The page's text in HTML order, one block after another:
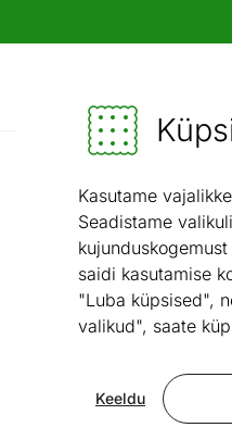
Kasutame
Seadistame
saidi kasutamise
"Luba küpsised",
valikud", saate
Keeldu
Mööbel